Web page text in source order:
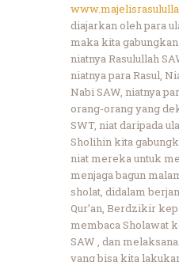
diajarkan oleh para
maka kita
niatnya Rasulullah
niatnya para Rasul,
Nabi SAW, niatnya
orang-orang yang
SWT, niat daripada
Sholihin kita
niat mereka untuk
menjaga bagun
sholat, didalam
Qur’an, Berdzikir
membaca Sholawat
SAW , dan
yang bisa kita